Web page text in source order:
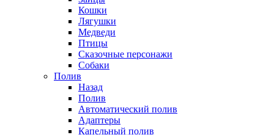
Кошки
Лягушки
Медведи
Птицы
Сказочные персонажи
Собаки
Полив
Назад
Полив
Автоматический полив
Адаптеры
Капельный полив